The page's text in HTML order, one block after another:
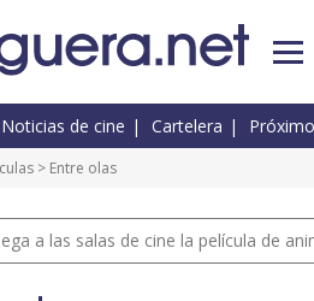
Noticias de cine Cartelera
> Entre olas
a las salas de cine la película de